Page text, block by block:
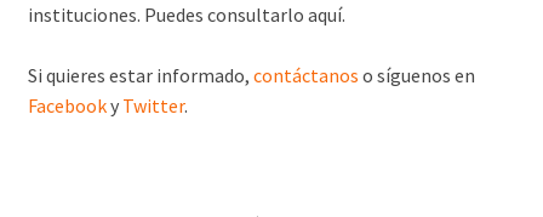
instituciones. Puedes consultarlo aquí.
Si quieres estar informado, contáctanos o síguenos en
Facebooky Twitter.